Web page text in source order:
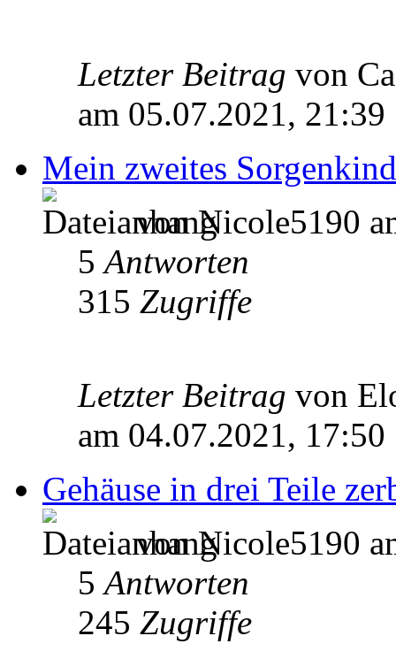
Letzter Beitrag von
am 05.07.2021, 21:39
Mein zweites
von Nicole5190
5Antworten
315 Zugriffe
Letzter Beitrag von
am 04.07.2021, 17:50
Gehäuse in drei Teile
von Nicole5190
5Antworten
245 Zugriffe